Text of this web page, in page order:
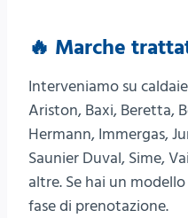
🔥 Marche
Interveniamo su
Ariston, Baxi, Beretta,
Hermann, Immergas,
Saunier Duval, Sime,
altre. Se hai un
fase di prenotazione.